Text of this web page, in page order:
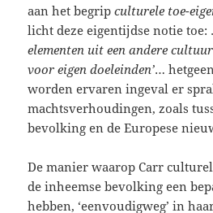
aan het begripculturele toe-
licht deze eigentijdse notie toe:
elementen uit een andere
voor eigen doeleinden’…
worden ervaren ingeval er
machtsverhoudingen, zoals
bevolking en de Europese
De manier waarop Carr
de inheemse bevolking een
hebben, ‘eenvoudigweg’ in